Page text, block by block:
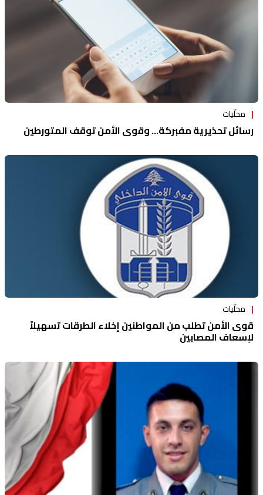
محلّيات
رسائل تحذيرية مفبركة... وقوى الأمن توقف المتورطين
محلّيات
قوى الأمن تطلب من المواطنين إخلاء الطرقات تسهيلاً
لإسعاف المصابين